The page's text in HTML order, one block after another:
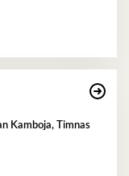
Kamboja, Timnas